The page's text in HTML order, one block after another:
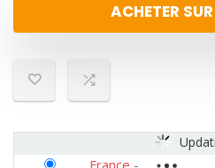
ACHETER